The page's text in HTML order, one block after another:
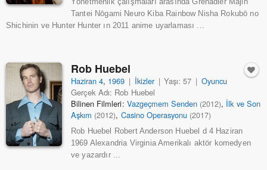
Tantei Nōgami Neuro Kiba Rainbow Nisha Rokubō no
Shichinin ve Hunter Hunter ın 2011 anime uyarlaması ...
Rob Huebel
Haziran 4, 1969 | İkizler | Yaşı: 57 | Oyuncu
Gerçek Adı: Rob Huebel
Bilinen Filmleri: Vazgeçmem Senden (2012), İlk ve Son
Aşkım (2012), Casino Operasyonu (2017)
Rob Huebel Robert Anderson Huebel d 4 Haziran
1969 Alexandria Virginia Amerikalı aktör komedyen
ve yazardır ...